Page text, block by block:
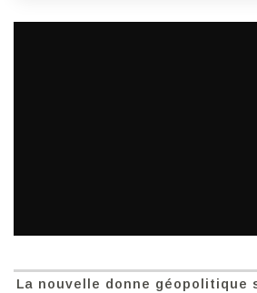
La nouvelle donne géopolitique